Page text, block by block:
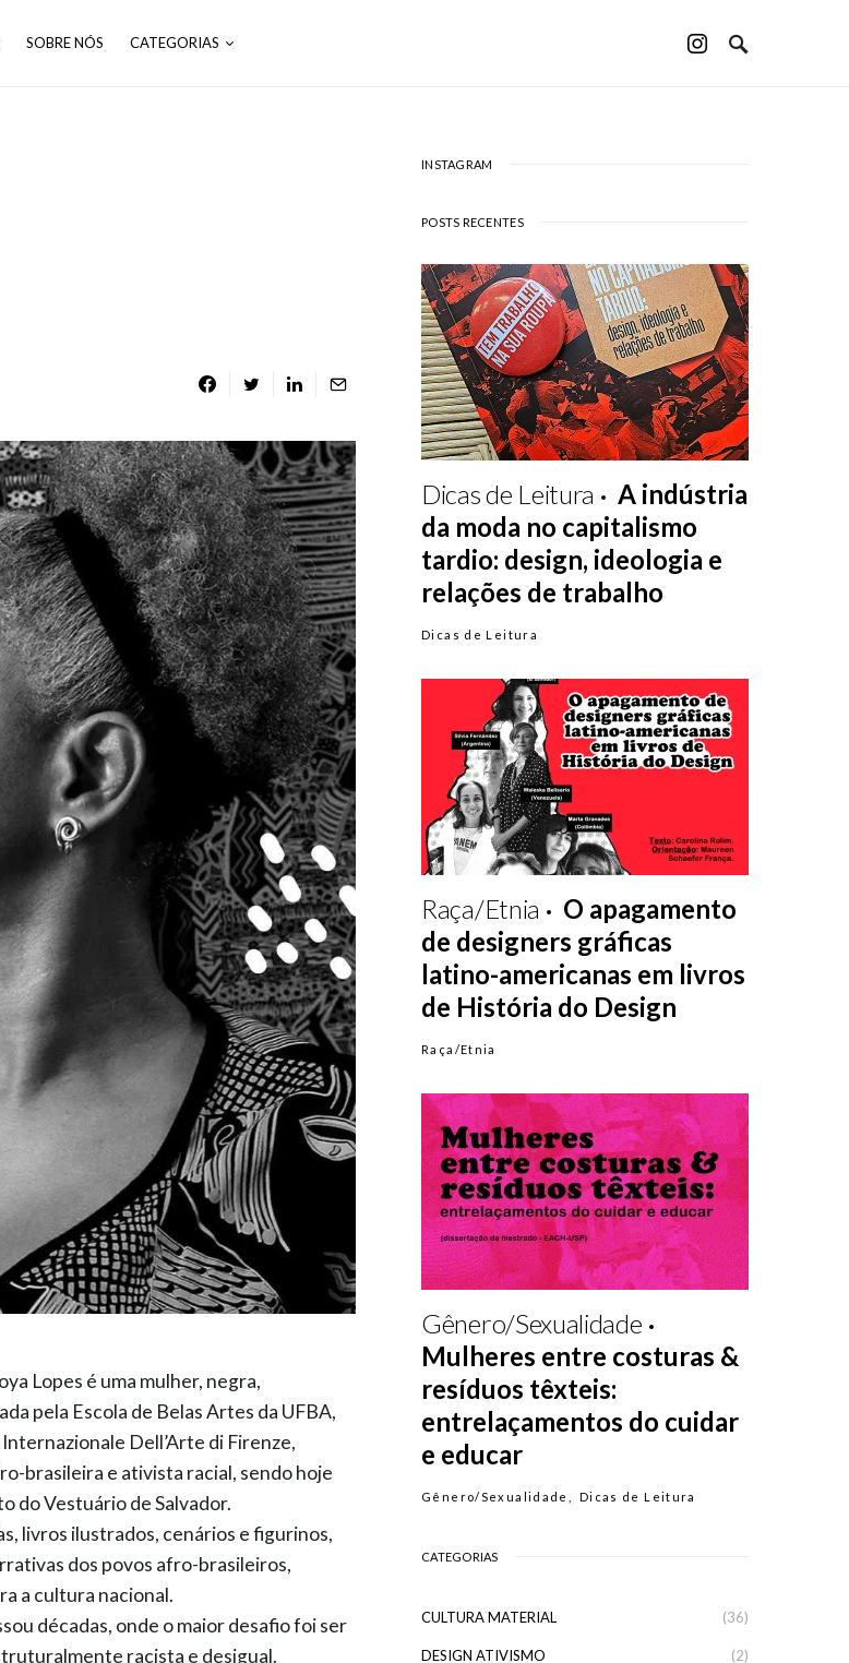
SOBRE NÓS CATEGORIAS
Lopes é uma mulher, negra,
pela Escola de Belas Artes da UFBA,
Dell’Arte di Firenze,
brasileira e ativista racial, sendo hoje
do Vestuário de Salvador.
livros ilustrados, cenários e figurinos,
dos povos afro-brasileiros,
a cultura nacional.
décadas, onde o maior desafio foi ser
racista e desigual.
INSTAGRAM
POSTS RECENTES
Dicas de Leitura
A indústria
da moda no capitalismo
tardio: design, ideologia e
relações de trabalho
Dicas de Leitura
Raça/Etnia
O apagamento
de designers gráficas
latino-americanas em livros
de História do Design
Raça/Etnia
Gênero/Sexualidade
Mulheres entre costuras &
resíduos têxteis:
entrelaçamentos do cuidar
e educar
Gênero/Sexualidade Dicas de Leitura
CATEGORIAS
CULTURA MATERIAL (36)
DESIGN ATIVISMO (2)